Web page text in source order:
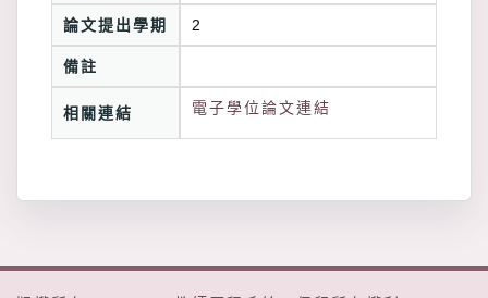
論文提出學期 2
備註
相關連結 電子學位論文連結